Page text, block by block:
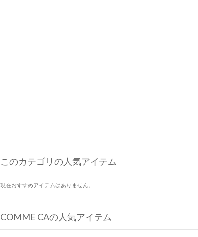
このカテゴリの人気アイテム
現在おすすめアイテムはありません。
COMME CAの人気アイテム